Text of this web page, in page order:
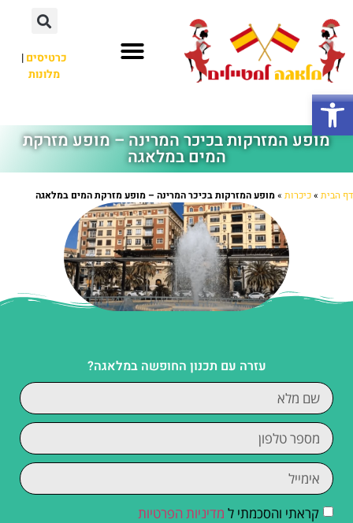
כרטיסים|
מלונות
מופע המזרקות בכיכר המרינה – מופע מזרקת
המים במלאגה
דף הבית »כיכרות »מופע המזרקות בכיכר המרינה – מופע מזרקת המים במלאגה
עזרה עם תכנון החופשה במלאגה?
קראתי והסכמתי ל מדיניות הפרטיות
פתח סרגל נגישות